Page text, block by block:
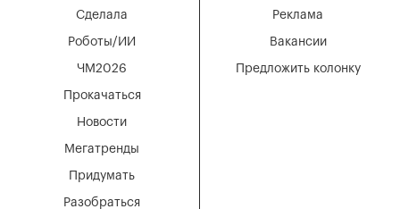
Мегатренды
Придумать
Разобраться
Новости
Сделала
Роботы/ИИ
ЧМ2026
Прокачаться
Вакансии
Реклама
Предложить колонку